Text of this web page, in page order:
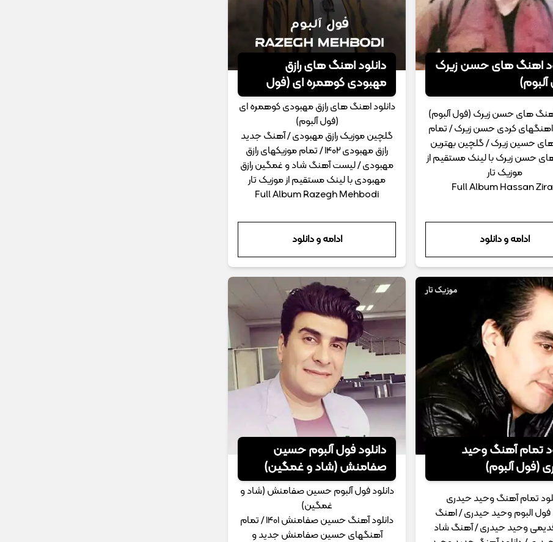
اهنگ های حسن زیرک
های حسن زیرک (فول آلبوم)
کردی حسن زیرک / تمام
حسین زیرک / گلچین بهترین
حسن زیرک با لینک مستقیم از
موزیک تار
Full Album Hassan
ادامه و دانلود
دانلود اهنگ های رازق
مهبودی کوهمره ای (فول
آلبوم)
دانلود اهنگ های رازق مهبودی کوهمره ای
(فول آلبوم)
گلچین موزیک رازق مهبودی / آهنگ جدید
رازق مهبودی 1402 / تمام موزیکهای رازق
مهبودی / لیست آهنگ شاد و غمگین رازق
مهبودی با لینک مستقیم از موزیک تار
Full Album Razegh Mehbodi
ادامه و دانلود
تمام آهنگ وحید
(فول آلبوم)
تمام آهنگ وحید حیدری
فول البوم وحید حیدری / اهنگ
وحید حیدری / آهنگ شاد
دانلود فول آلبوم حسین
صفامنش (شاد و غمگین)
دانلود فول آلبوم حسین صفامنش (شاد و
غمگین)
دانلود آهنگ حسین صفامنش 1401 / تمام
آهنگهای حسین صفامنش جدید و